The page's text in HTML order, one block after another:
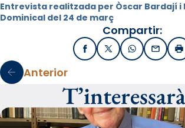
Entrevista realitzada per Òscar Bardají i
Dominical del 24 de març
Compartir:
FacebookX / TwitterWhatsApp
Email
Anterior